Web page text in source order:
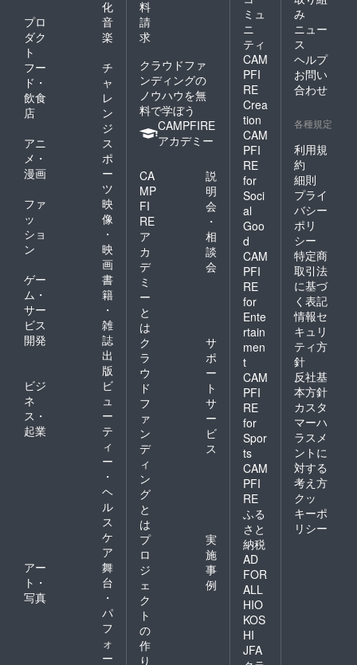
化
プロ
ダク
ト
音
楽
フー
ド・
飲食
店
チ
ャ
レ
ン
ジ
アニ
メ・
漫画
ス
ポ
ー
ツ
ファ
ッ
ショ
ン
映
像
・
映
画
ゲー
ム・
サー
ビス
開発
書
籍
・
雑
誌
出
版
ビジ
ネ
ス・
起業
ビ
ュ
ー
テ
ィ
ー
・
ヘ
ル
ス
ケ
ア
アー
ト・
写真
舞
台
・
パ
フ
ォ
ー
料
請
求
クラウドファ
ンディングの
ノウハウを無
料で学ぼう
CAMPFIRE
アカデミー
CA
MP
FI
RE
ア
カ
デ
ミ
ー
と
は
説
明
会
・
相
談
会
ク
ラ
ウ
ド
フ
ァ
ン
デ
ィ
ン
グ
と
は
サ
ポ
ー
ト
サ
ー
ビ
ス
プ
ロ
ジ
ェ
ク
ト
の
作
り
実
施
事
例
ミュ
ニ
ティ
CAM
PFI
RE
Crea
tion
CAM
PFI
RE
for
Soci
al
Goo
d
CAM
PFI
RE
for
Ente
rtain
men
t
CAM
PFI
RE
for
Spor
ts
CAM
PFI
RE
ふる
さと
納税
AD
FOR
ALL
HIO
KOS
HI
JFA
み
ニュー
ス
ヘルプ
お問い
合わせ
各種規定
利用規
約
細則
プライ
バシー
ポリ
シー
特定商
取引法
に基づ
く表記
情報セ
キュリ
ティ方
針
反社基
本方針
カスタ
マーハ
ラスメ
ントに
対する
考え方
クッ
キーポ
リシー